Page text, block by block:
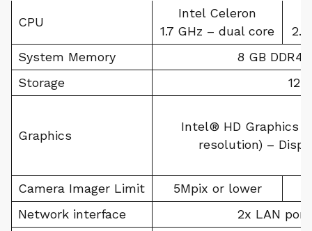
CPU
Intel Celeron
1.7 GHz – dual core
System Memory
8 GB DDR4
Storage
128
Graphics
Intel® HD Graphics
resolution) –
Camera Imager Limit
5Mpix or lower
Network interface
2x LAN